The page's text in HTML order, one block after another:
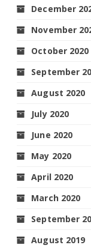
December
November
October 2020
September
August 2020
July 2020
June 2020
May 2020
April 2020
March 2020
September
August 2019